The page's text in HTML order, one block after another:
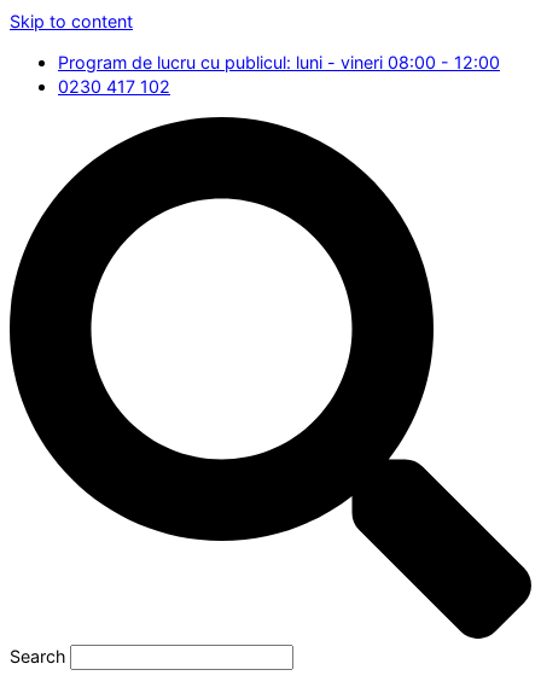
Skip to content
Program de lucru cu publicul: luni - vineri 08:00 - 12:00
0230 417 102
Search